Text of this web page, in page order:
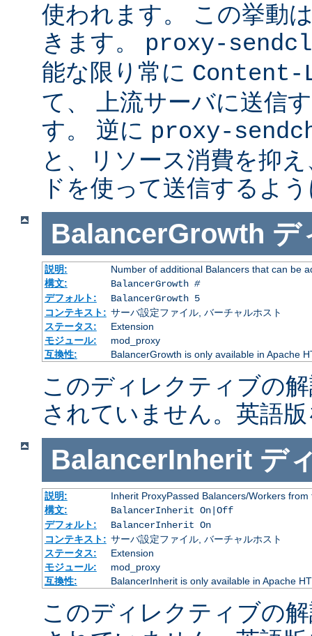
使われます。 この挙動
きます。 proxy-sendcl
能な限り常に Content-
て、 上流サーバに送信
す。 逆に proxy-
と、リソース消費を抑
ドを使って送信するよ
BalancerGrowth デ
説明:
Number of additional Balancers that can be
構文:
BalancerGrowth #
デフォルト:
BalancerGrowth 5
コンテキスト: サーバ設定ファイル, バーチャルホスト
ステータス:
Extension
モジュール:
mod_proxy
互換性:
BalancerGrowth is only available in Apache
このディレクティブの
されていません。英語
BalancerInherit デ
説明:
Inherit ProxyPassed Balancers/Workers
構文:
BalancerInherit On|Off
デフォルト:
BalancerInherit On
コンテキスト: サーバ設定ファイル, バーチャルホスト
ステータス:
Extension
モジュール:
mod_proxy
互換性:
BalancerInherit is only available in Apache
このディレクティブの